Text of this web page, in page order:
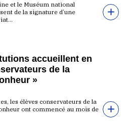
et le Muséum national
de la signature d’une
accueillent en
de la
»
les élèves conservateurs de la
ont commencé au mois de